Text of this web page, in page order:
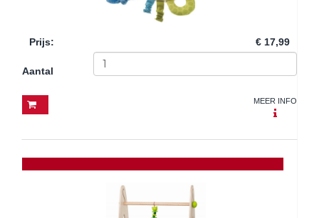
Prijs: € 17,99
Aantal
MEER INFO